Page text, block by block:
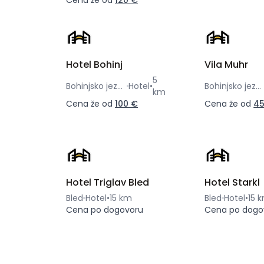
Hotel Bohinj
Bohinjsko jezero Hotel•5
km
Cena že od 100 €
Vila Muhr
Bohinjsko jezero
Cena že od
Hotel Triglav Bled
Bled Hotel•15 km
Cena po dogovoru
Hotel Starkl
Bled Hotel•15
Cena po